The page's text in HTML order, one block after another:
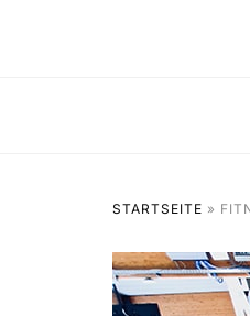
STARTSEITE »